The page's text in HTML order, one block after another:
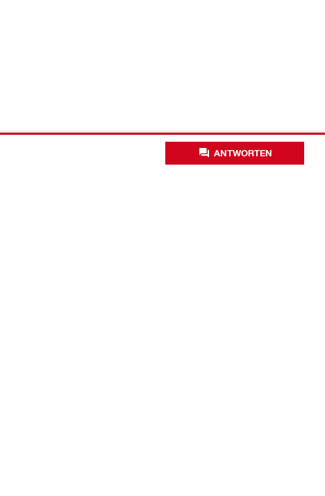
ANTWORTEN